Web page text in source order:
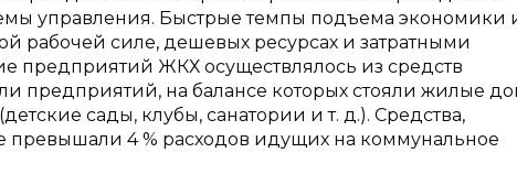
управления. Быстрые темпы подъема экономики
рабочей силе, дешевых ресурсах и затратными
предприятий ЖКХ осуществлялось из средств
предприятий, на балансе которых стояли жилые
сады, клубы, санатории и т. д.). Средства,
превышали 4 % расходов идущих на коммунальное